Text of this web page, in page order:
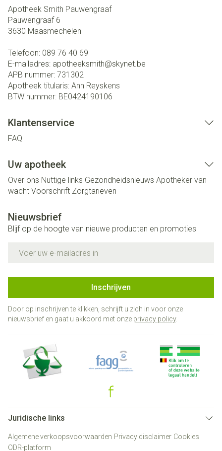
Apotheek Smith Pauwengraaf
Pauwengraaf 6
3630 Maasmechelen
Telefoon: 089 76 40 69
E-mailadres: apotheeksmith@skynet.be
APB nummer: 731302
Apotheek titularis: Ann Reyskens
BTW nummer: BE0424190106
Klantenservice
FAQ
Uw apotheek
Over ons Nuttige links Gezondheidsnieuws Apotheker van
wacht Voorschrift Zorgtarieven
Nieuwsbrief
Blijf op de hoogte van nieuwe producten en promoties
Inschrijven
Door op inschrijven te klikken, schrijft u zich in voor onze
nieuwsbrief en gaat u akkoord met onze privacy policy.
Juridische links
Algemene verkoopsvoorwaarden Privacy disclaimer Cookies
ODR-platform